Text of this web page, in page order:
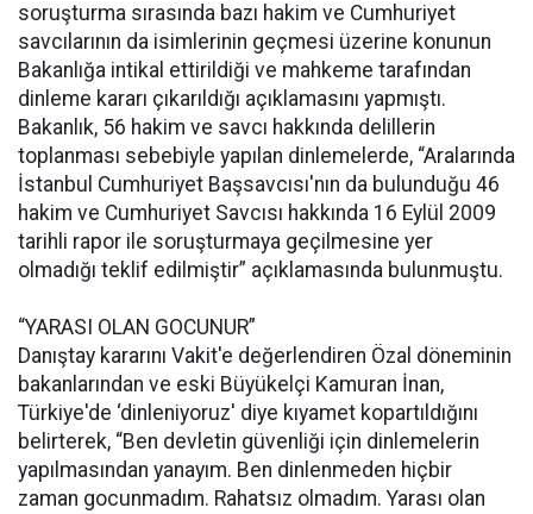
soruşturma sırasında bazı hakim ve Cumhuriyet
savcılarının da isimlerinin geçmesi üzerine konunun
Bakanlığa intikal ettirildiği ve mahkeme tarafından
dinleme kararı çıkarıldığı açıklamasını yapmıştı.
Bakanlık, 56 hakim ve savcı hakkında delillerin
toplanması sebebiyle yapılan dinlemelerde, “Aralarında
İstanbul Cumhuriyet Başsavcısı'nın da bulunduğu 46
hakim ve Cumhuriyet Savcısı hakkında 16 Eylül 2009
tarihli rapor ile soruşturmaya geçilmesine yer
olmadığı teklif edilmiştir” açıklamasında bulunmuştu.
“YARASI OLAN GOCUNUR”
Danıştay kararını Vakit'e değerlendiren Özal döneminin
bakanlarından ve eski Büyükelçi Kamuran İnan,
Türkiye'de ‘dinleniyoruz' diye kıyamet kopartıldığını
belirterek, “Ben devletin güvenliği için dinlemelerin
yapılmasından yanayım. Ben dinlenmeden hiçbir
zaman gocunmadım. Rahatsız olmadım. Yarası olan